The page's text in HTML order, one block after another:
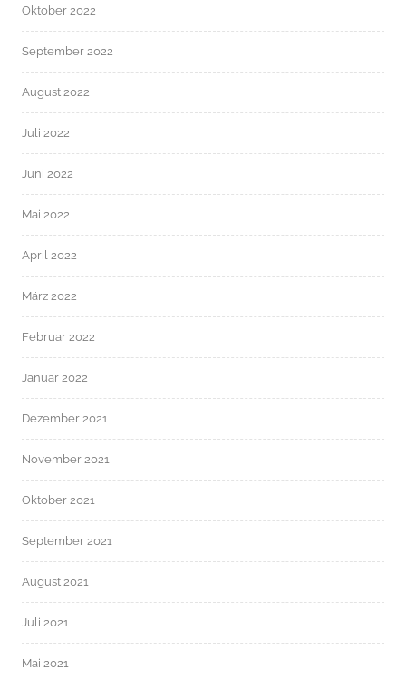
Oktober 2022
September 2022
August 2022
Juli 2022
Juni 2022
Mai 2022
April 2022
März 2022
Februar 2022
Januar 2022
Dezember 2021
November 2021
Oktober 2021
September 2021
August 2021
Juli 2021
Mai 2021